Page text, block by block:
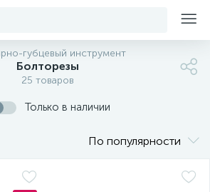
губцевый инструмент
Болторезы
25 товаров
Только в наличии
По популярности